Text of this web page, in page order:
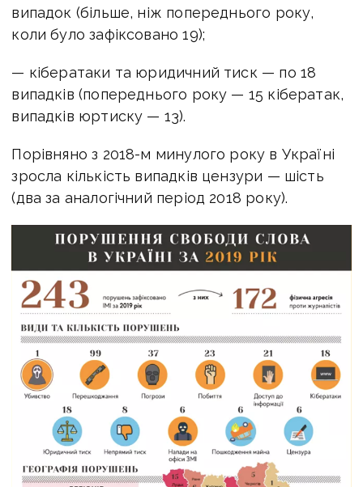
випадок (більше, ніж попереднього року,
коли було зафіксовано 19);
— кібератаки та юридичний тиск — по 18
випадків (попереднього року — 15 кібератак,
випадків юртиску — 13).
Порівняно з 2018-м минулого року в Україні
зросла кількість випадків цензури — шість
(два за аналогічний період 2018 року).